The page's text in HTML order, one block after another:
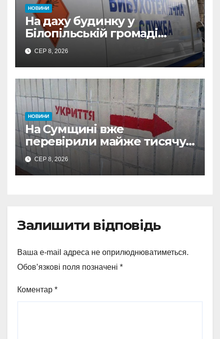
НОВИНИ
На даху будинку у
Білопільській громаді
знайшли 120-мм міну
СЕР 8, 2026
НОВИНИ
На Сумщині вже
перевірили майже тисячу
укриттів: де виявили
замкнені двері
СЕР 8, 2026
Залишити відповідь
Ваша e-mail адреса не оприлюднюватиметься.
Обов’язкові поля позначені *
Коментар *